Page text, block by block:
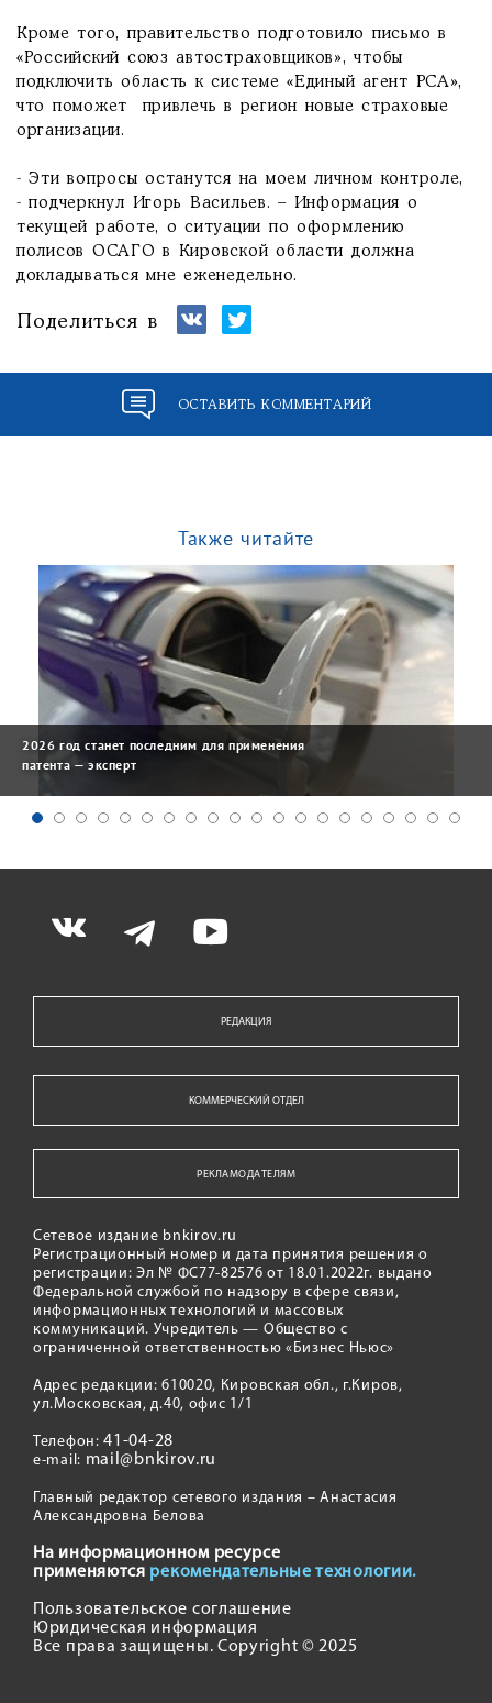
Кроме того, правительство подготовило письмо в
«Российский союз автостраховщиков», чтобы
подключить область к системе «Единый агент РСА»,
что поможет привлечь в регион новые страховые
организации.
- Эти вопросы останутся на моем личном контроле,
- подчеркнул Игорь Васильев. – Информация о
текущей работе, о ситуации по оформлению
полисов ОСАГО в Кировской области должна
докладываться мне еженедельно.
Поделиться в
ОСТАВИТЬ КОММЕНТАРИЙ
Также читайте
2026 год станет последним для применения
патента — эксперт
РЕДАКЦИЯ
КОММЕРЧЕСКИЙ ОТДЕЛ
РЕКЛАМОДАТЕЛЯМ
Сетевое издание bnkirov.ru
Регистрационный номер и дата принятия решения о
регистрации: Эл № ФС77-82576 от 18.01.2022г. выдано
Федеральной службой по надзору в сфере связи,
информационных технологий и массовых
коммуникаций. Учредитель — Общество с
ограниченной ответственностью «Бизнес Ньюс»
Адрес редакции: 610020, Кировская обл., г.Киров,
ул.Московская, д.40, офис 1/1
Телефон:41-04-28
e-mail: mail@bnkirov.ru
Главный редактор сетевого издания – Анастасия
Александровна Белова
На информационном ресурсе
применяются рекомендательные технологии.
Пользовательское соглашение
Юридическая информация
Все права защищены. Copyright © 2025